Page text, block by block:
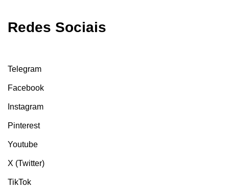
Redes Sociais
Telegram
Facebook
Instagram
Pinterest
Youtube
X (Twitter)
TikTok